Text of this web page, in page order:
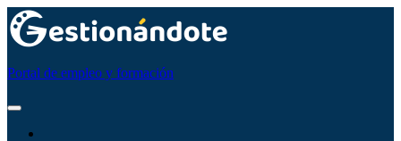
Portal de empleo y formación